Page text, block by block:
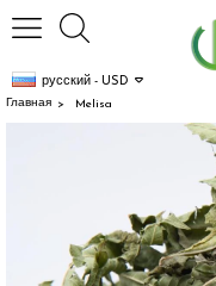
русский - USD
Главная Melisa